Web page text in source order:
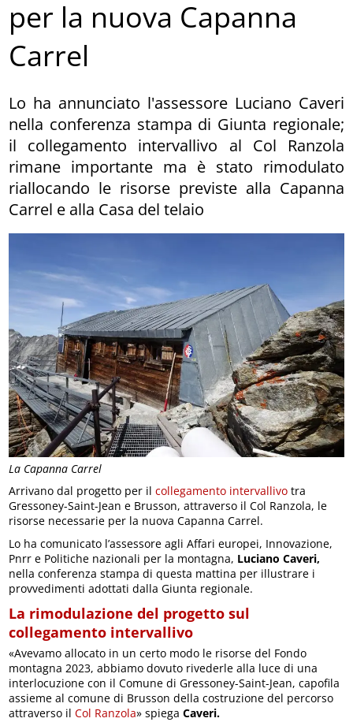
La Capanna Carrel
per la nuova Capanna
Carrel
Lo ha annunciato l'assessore Luciano Caveri
nella conferenza stampa di Giunta regionale;
il collegamento intervallivo al Col Ranzola
rimane importante ma è stato rimodulato
riallocando le risorse previste alla Capanna
Carrel e alla Casa del telaio
Arrivano dal progetto per ilcollegamento intervallivo tra
Gressoney-Saint-Jean e Brusson, attraverso il Col Ranzola, le
risorse necessarie per la nuova Capanna Carrel.
Lo ha comunicato l’assessore agli Affari europei, Innovazione,
Pnrr e Politiche nazionali per la montagna, Luciano Caveri,
nella conferenza stampa di questa mattina per illustrare i
provvedimenti adottati dalla Giunta regionale.
La rimodulazione del progetto sul
collegamento intervallivo
«Avevamo allocato in un certo modo le risorse del Fondo
montagna 2023, abbiamo dovuto rivederle alla luce di una
interlocuzione con il Comune di Gressoney-Saint-Jean, capofila
assieme al comune di Brusson della costruzione del percorso
attraverso il Col Ranzola» spiegaCaveri.